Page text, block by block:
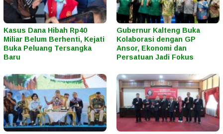
Kasus Dana Hibah Rp40
Miliar Belum Berhenti, Kejati
Buka Peluang Tersangka
Baru
Gubernur Kalteng Buka
Kolaborasi dengan GP
Ansor, Ekonomi dan
Persatuan Jadi Fokus